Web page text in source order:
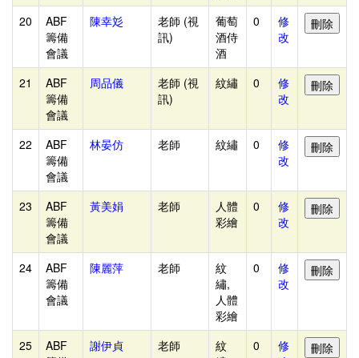
-
-
評
審
評
分
(前
端)
機
構
20
ABF
籌備
會議
陳幸彣
老師 (視
訊)
葡萄
酒侍
酒
0
修
改
21
ABF
籌備
會議
周品儀
老師 (視
訊)
紋繡 0
修
改
22
ABF
籌備
會議
林晏仿 老師 紋繡 0
修
改
23
ABF
籌備
會議
黃美娟 老師
人體
彩繪
0
修
改
24
ABF
籌備
會議
陳麗萍 老師
紋
繡,
人體
彩繪
0
修
改
25
ABF
謝伊貞 老師
紋
0
修